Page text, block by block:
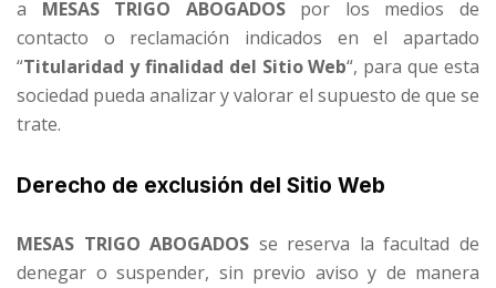
a MESAS TRIGO ABOGADOSpor los medios de
contacto o reclamación indicados en el apartado
“Titularidad y finalidad del Sitio Web“, para que esta
sociedad pueda analizar y valorar el supuesto de que se
trate.
Derecho de exclusión del Sitio Web
MESAS TRIGO ABOGADOS se reserva la facultad de
denegar o suspender, sin previo aviso y de manera